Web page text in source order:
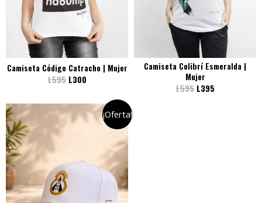
Camiseta Código Catracho | Mujer
L595 L300
Camiseta Colibrí Esmeralda |
Mujer
L595 L395
¡Oferta!